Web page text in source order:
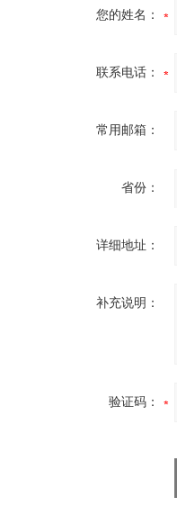
您的姓名：
联系电话：
常用邮箱：
省份：
详细地址：
补充说明：
验证码：